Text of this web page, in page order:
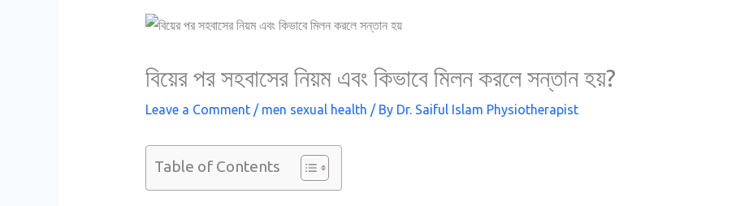
বিয়ের পর সহবাসের নিয়ম এবং কিভাবে মিলন করলে সন্তান হয়?
Leave a Comment / men sexual health / By Dr. Saiful Islam Physiotherapist
Table of Contents